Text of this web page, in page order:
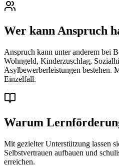
Wer kann Anspruch
Anspruch kann unter anderem bei
Wohngeld, Kinderzuschlag,
Asylbewerberleistungen bestehen.
Einzelfall.
Warum
Mit gezielter Unterstützung lassen
Selbstvertrauen aufbauen und
erreichen.